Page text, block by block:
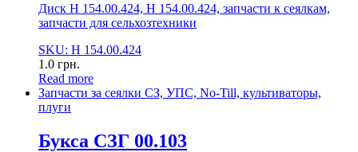
Диск Н 154.00.424, Н 154.00.424, запчасти к сеялкам,
запчасти для сельхозтехники
SKU: Н 154.00.424
1.0 грн.
Read more
Запчасти за сеялки СЗ, УПС, No-Till, культиваторы,
плуги
Букса СЗГ 00.103